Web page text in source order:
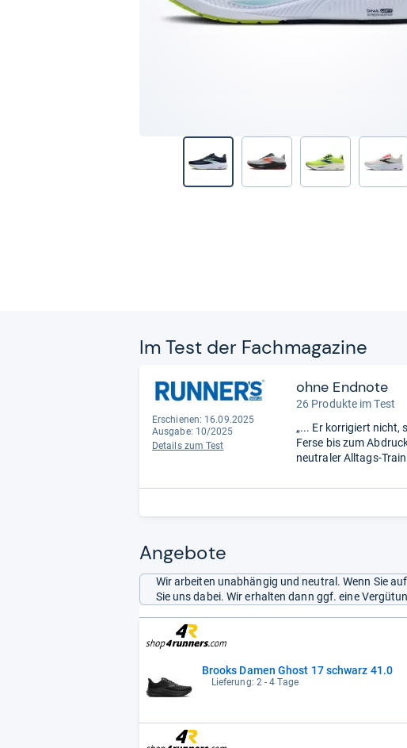
Im Test der Fach­ma­ga­zine
Erschienen: 16.09.2025
Ausgabe: 10/2025
Details zum Test
ohne Endnote
26 Produkte im Test
„... Er korrigiert
Ferse bis zum
neutraler Alltags-
Angebote
Wir arbeiten unabhängig und neutral. Wenn Sie
Sie uns dabei. Wir erhalten dann ggf. eine
Brooks Damen Ghost 17 schwarz 41.0
Lieferung: 2 - 4 Tage